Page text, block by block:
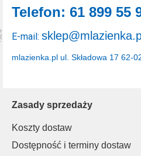
Zasady sprzedaży
Koszty dostaw
Dostępność i terminy dostaw
mlazienka.pl ul. Składowa 17 62-
Telefon: 61 899 55
E-mail: